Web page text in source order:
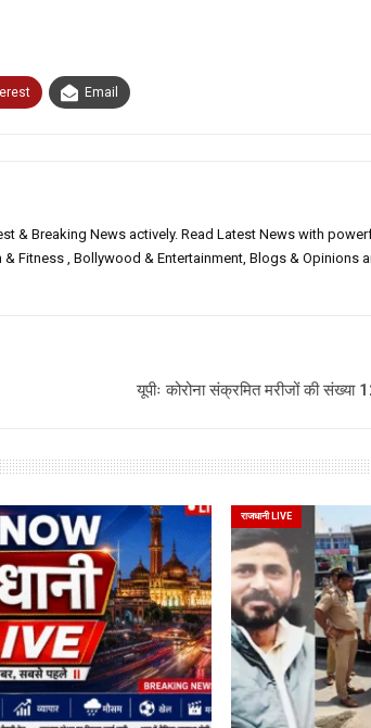
Email
& Breaking News actively. Read Latest News with
Fitness , Bollywood & Entertainment, Blogs & Opinions
यूपीः कोरोना संक्रमित मरीजों की संख्या
राजधानी LIVE